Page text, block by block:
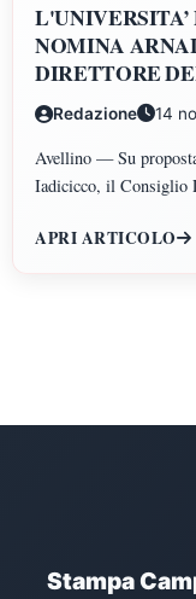
NOMINA
DIRETTORE
GIURIDICHE,
POLITICHE,
FILOSOFIA E
Redazione 14
Avellino — Su
Iadicicco, il Consiglio
Dipartimenti di
APRI ARTICOLO
Stampa